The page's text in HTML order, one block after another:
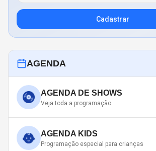
Cadastrar
AGENDA
AGENDA DE SHOWS
Veja toda a programação
AGENDA KIDS
Programação especial para crianças